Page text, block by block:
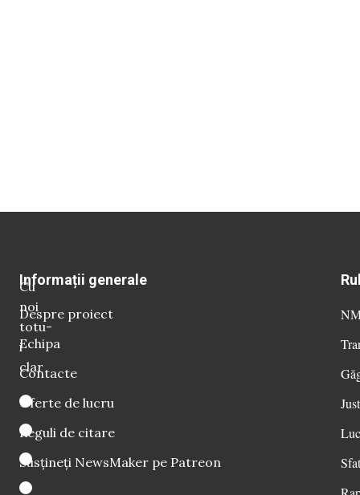
Cu
noi
totu-
i
clar
Informații generale
Despre proiect
Echipa
Contacte
Oferte de lucru
Reguli de citare
Susțineți NewsMaker pe Patreon